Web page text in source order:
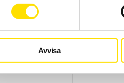
Avvisa
högkvalitativa